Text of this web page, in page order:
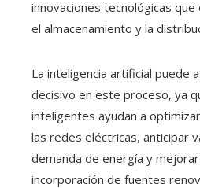
innovaciones tecnológicas que
el almacenamiento y la
La inteligencia artificial puede
decisivo en este proceso, ya
inteligentes ayudan a
las redes eléctricas, anticipar
demanda de energía y
incorporación de fuentes